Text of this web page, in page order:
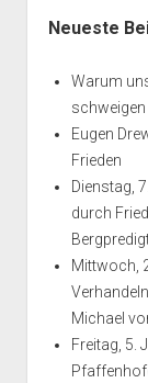
Neueste
Warum
schweigen
Eugen
Frieden
Dienstag,
durch
Mittwoch,
Michael
Freitag, 5.